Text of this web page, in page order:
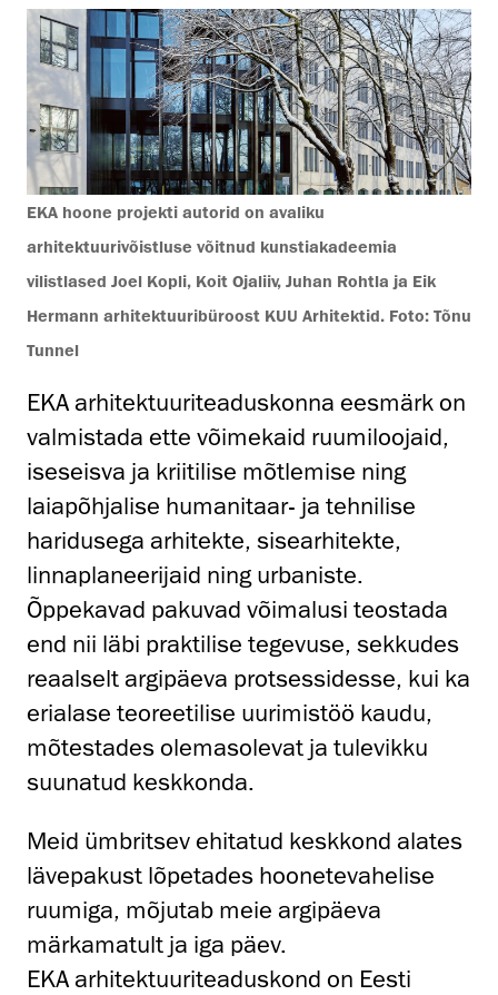
EKA hoone projekti autorid on avaliku
arhitektuurivõistluse võitnud kunstiakadeemia
vilistlased Joel Kopli, Koit Ojaliiv, Juhan Rohtla ja Eik
Hermann arhitektuuribüroost KUU Arhitektid. Foto: Tõnu
Tunnel
EKA arhitektuuriteaduskonna eesmärk on
valmistada ette võimekaid ruumiloojaid,
iseseisva ja kriitilise mõtlemise ning
laiapõhjalise humanitaar- ja tehnilise
haridusega arhitekte, sisearhitekte,
linnaplaneerijaid ning urbaniste.
Õppekavad pakuvad võimalusi teostada
end nii läbi praktilise tegevuse, sekkudes
reaalselt argipäeva protsessidesse, kui ka
erialase teoreetilise uurimistöö kaudu,
mõtestades olemasolevat ja tulevikku
suunatud keskkonda.
Meid ümbritsev ehitatud keskkond alates
lävepakust lõpetades hoonetevahelise
ruumiga, mõjutab meie argipäeva
märkamatult ja iga päev.
EKA arhitektuuriteaduskond on Eesti